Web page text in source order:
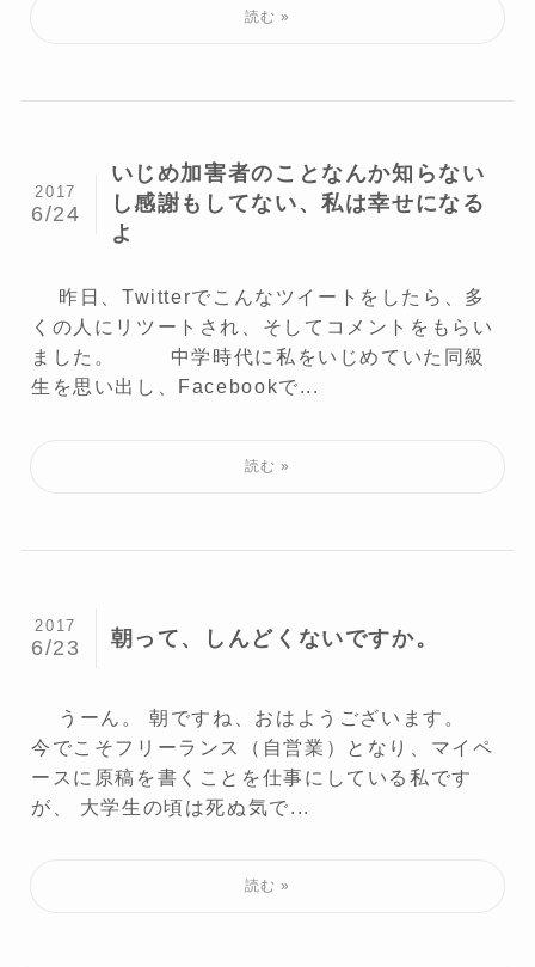
いじめ加害者のことなんか知らない
し感謝もしてない、私は幸せになる
よ
2017
6/24
昨日、Twitterでこんなツイートをしたら、多
くの人にリツートされ、そしてコメントをもらい
ました。 中学時代に私をいじめていた同級
生を思い出し、Facebookで...
朝って、しんどくないですか。
2017
6/23
うーん。 朝ですね、おはようございます。
今でこそフリーランス（自営業）となり、マイペ
ースに原稿を書くことを仕事にしている私です
が、 大学生の頃は死ぬ気で...